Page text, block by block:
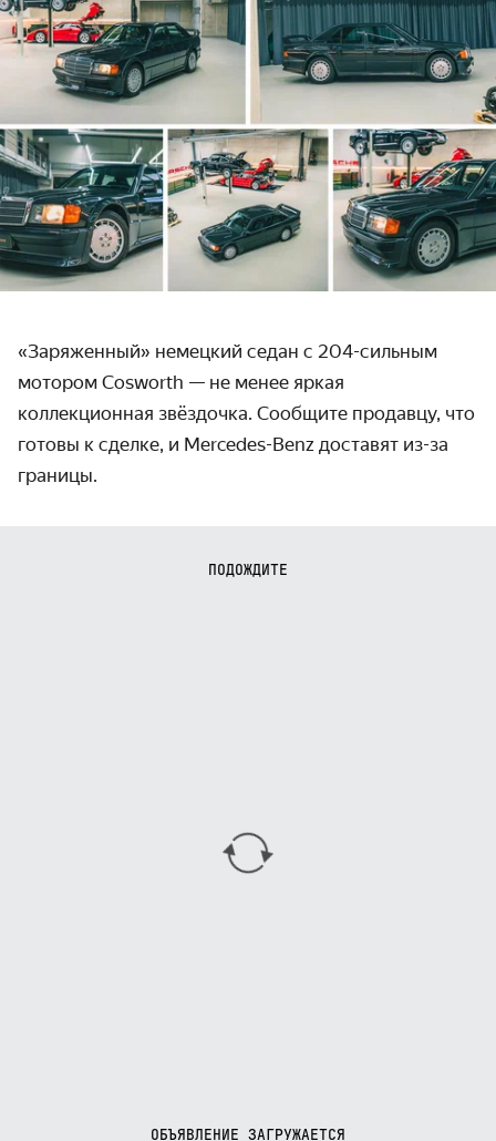
«Заряженный» немецкий седан с 204-сильным
мотором Cosworth — не менее яркая
коллекционная звёздочка. Сообщите продавцу, что
готовы к сделке, и Mercedes-Benz доставят из-за
границы.
ПОДОЖДИТЕ
ОБЪЯВЛЕНИЕ ЗАГРУЖАЕТСЯ